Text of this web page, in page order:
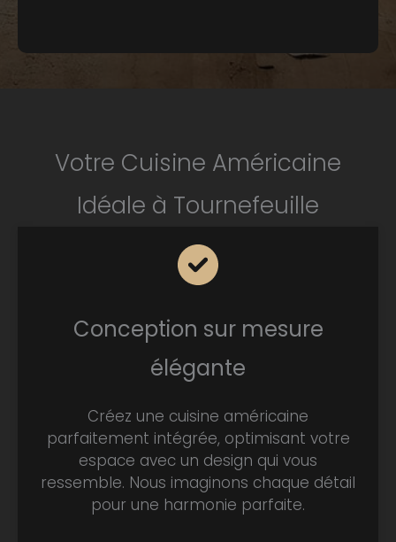
Votre Cuisine Américaine
Idéale à Tournefeuille
Conception sur mesure
élégante
Créez une cuisine américaine
parfaitement intégrée, optimisant votre
espace avec un design qui vous
ressemble. Nous imaginons chaque détail
pour une harmonie parfaite.